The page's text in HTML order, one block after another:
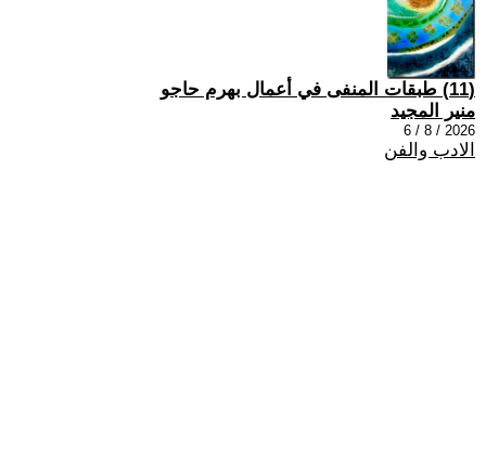
(11) طبقات المنفى في أعمال بهرم حاجو
منير المجيد
2026 / 8 / 6
الادب والفن